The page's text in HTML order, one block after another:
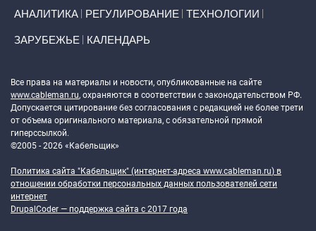
АНАЛИТИКА РЕГУЛИРОВАНИЕ ТЕХНОЛОГИИ
ЗАРУБЕЖЬЕ КАЛЕНДАРЬ
Все права на материалы и новости, опубликованные на сайте
www.cableman.ru, охраняются в соответствии с законодательством РФ.
Допускается цитирование без согласования с редакцией не более трети
от объема оригинального материала, с обязательной прямой
гиперссылкой.
©2005 - 2026 «Кабельщик»
Политика сайта "Кабельщик" (интернет-адреса www.cableman.ru) в
отношении обработки персональных данных пользователей сети
интернет
DrupalCoder — поддержка сайта c 2017 года